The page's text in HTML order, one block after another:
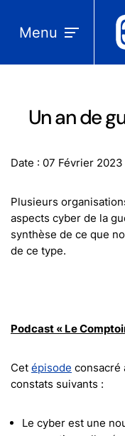
Menu
Un an de
Date : 07 Février 2023
Plusieurs
aspects cyber de la
synthèse de ce que
de ce type.
Podcast « Le
Cet épisode consacré
constats suivants :
Le cyber est une